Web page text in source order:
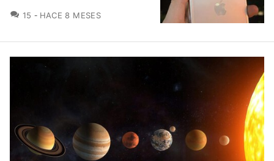
15 COMENTARIOS
HACE 8 MESES